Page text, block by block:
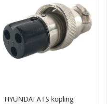
HYUNDAI ATS kopling